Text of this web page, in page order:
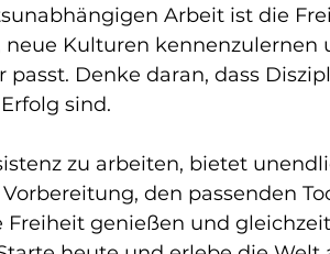
Arbeit ist die
Kulturen kennenzulernen
Denke daran, dass
sind.
zu arbeiten, bietet
den passenden
genießen und